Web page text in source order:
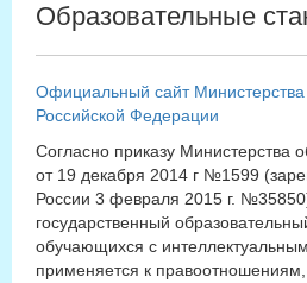
Образовательные
Официальный сайт
Российской Федерации
Согласно приказу Министерства
от 19 декабря 2014 г №1599
России 3 февраля 2015 г.
государственный
обучающихся с
применяется к